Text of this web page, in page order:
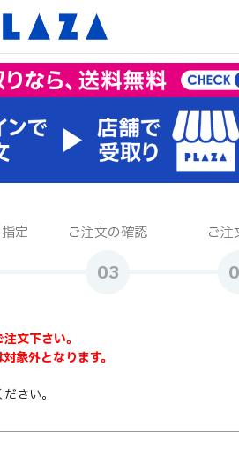
定 ご注文の確認 ご注
文下さい。
象外となります。
さい。